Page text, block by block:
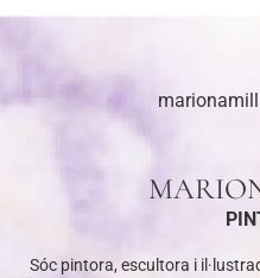
Sóc pintora, escultora i